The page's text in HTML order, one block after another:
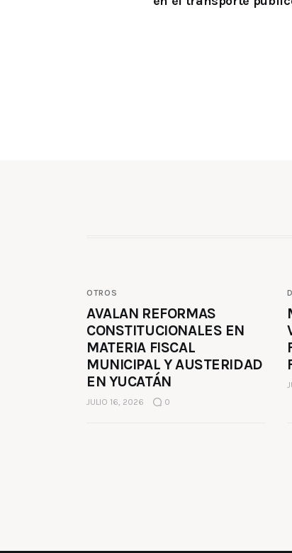
OTROS
AVALAN REFORMAS
CONSTITUCIONALES EN
MATERIA FISCAL
MUNICIPAL Y AUSTERIDAD
EN YUCATÁN
JULIO 16, 2026 0